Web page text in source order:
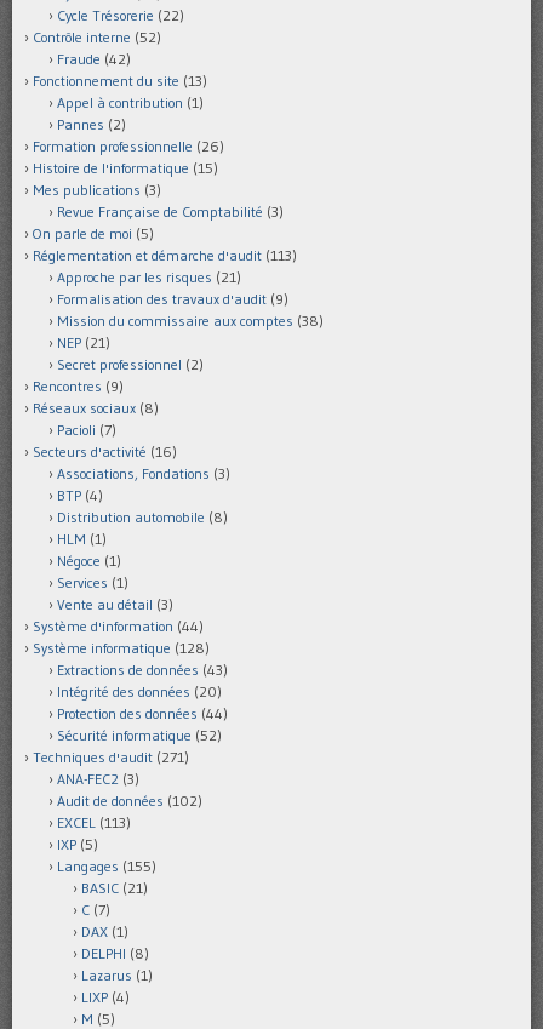
Cycle Trésorerie (22)
Contrôle interne (52)
Fraude (42)
Fonctionnement du site (13)
Appel à contribution (1)
Pannes (2)
Formation professionnelle (26)
Histoire de l'informatique (15)
Mes publications (3)
Revue Française de Comptabilité (3)
On parle de moi (5)
Réglementation et démarche d'audit (113)
Approche par les risques (21)
Formalisation des travaux d'audit (9)
Mission du commissaire aux comptes (38)
NEP (21)
Secret professionnel (2)
Rencontres (9)
Réseaux sociaux (8)
Pacioli (7)
Secteurs d'activité (16)
Associations, Fondations (3)
BTP (4)
Distribution automobile (8)
HLM (1)
Négoce (1)
Services (1)
Vente au détail (3)
Système d'information (44)
Système informatique (128)
Extractions de données (43)
Intégrité des données (20)
Protection des données (44)
Sécurité informatique (52)
Techniques d'audit (271)
ANA-FEC2 (3)
Audit de données (102)
EXCEL (113)
IXP (5)
Langages (155)
BASIC (21)
C (7)
DAX (1)
DELPHI (8)
Lazarus (1)
LIXP (4)
M (5)